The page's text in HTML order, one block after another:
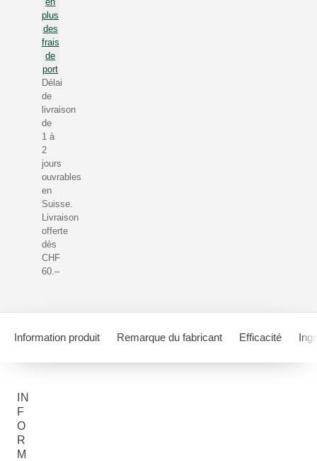
plus
des
frais
de
port
Délai
de
livraison
de
1 à
2
jours
ouvrables
en
Suisse.
Livraison
offerte
dès
CHF
60.–
Information produit Remarque du fabricant Efficacité
IN
F
O
R
M